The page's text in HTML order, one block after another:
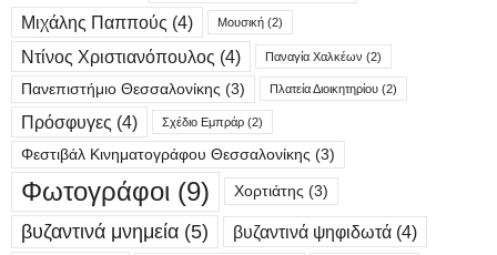
Μιχάλης Παππούς (4) Μουσική (2)
Ντίνος Χριστιανόπουλος (4) Παναγία Χαλκέων (2)
Πανεπιστήμιο Θεσσαλονίκης (3) Πλατεία Διοικητηρίου (2)
Πρόσφυγες (4) Σχέδιο Εμπράρ (2)
Φεστιβάλ Κινηματογράφου Θεσσαλονίκης (3)
Φωτογράφοι (9) Χορτιάτης (3)
βυζαντινά μνημεία (5) βυζαντινά ψηφιδωτά (4)